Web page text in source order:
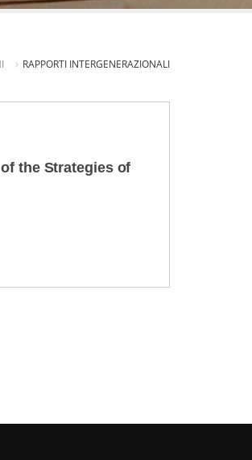
RAPPORTI INTERGENERAZIONALI
the Strategies of